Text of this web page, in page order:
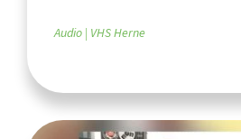
Audio VHS Herne